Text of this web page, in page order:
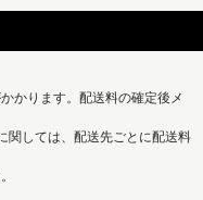
かります。配送料の確定後メ
関しては、配送先ごとに配送料